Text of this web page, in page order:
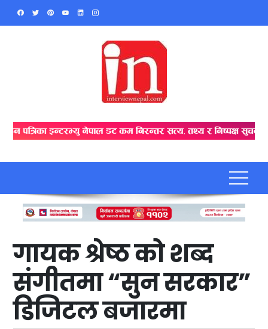
Skip
गायक श्रेष्ठ को शब्द
संगीतमा “सुन सरकार”
डिजिटल बजारमा